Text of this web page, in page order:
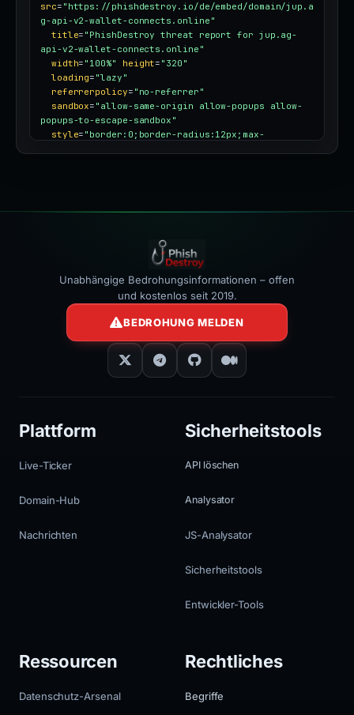
src= "https://phishdestroy.io/de/embed/domain/jup.a
g-api-v2-wallet-connects.online"
title= "PhishDestroy threat report for jup.ag-
api-v2-wallet-connects.online"
width= "100%" height= "320"
loading= "lazy"
referrerpolicy= "no-referrer"
sandbox= "allow-same-origin allow-popups allow-
popups-to-escape-sandbox"
style= "border:0;border-radius:12px;max-
Unabhängige Bedrohungsinformationen – offen
und kostenlos seit 2019.
BEDROHUNG MELDEN
Plattform
Live-Ticker
Domain-Hub
Nachrichten
Sicherheitstools
API löschen
Analysator
JS-Analysator
Sicherheitstools
Entwickler-Tools
Ressourcen
Datenschutz-Arsenal
Rechtliches
Begriffe